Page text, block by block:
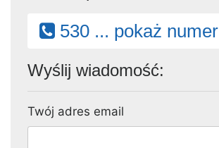
530 ... pokaż numer
Wyślij wiadomość:
Twój adres email